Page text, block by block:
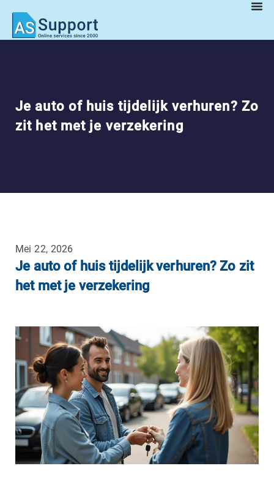
Je auto of huis tijdelijk verhuren? Zo
zit het met je verzekering
Mei 22, 2026
Je auto of huis tijdelijk verhuren? Zo zit
het met je verzekering